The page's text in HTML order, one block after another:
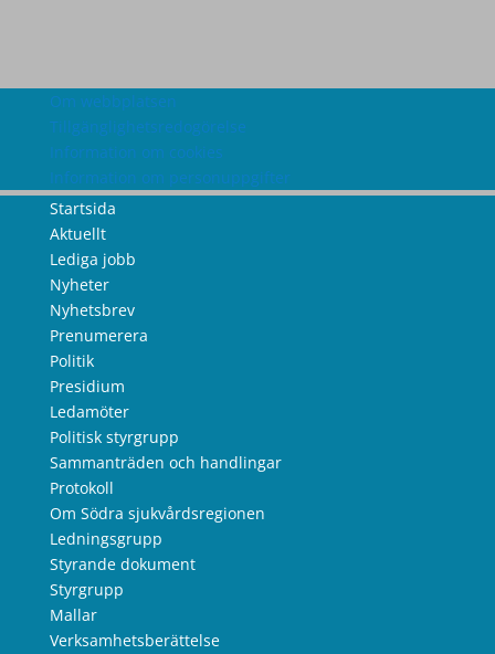
Om webbplatsen
Tillgänglighetsredogörelse
Information om cookies
Information om personuppgifter
Startsida
Aktuellt
Lediga jobb
Nyheter
Nyhetsbrev
Prenumerera
Politik
Presidium
Ledamöter
Politisk styrgrupp
Sammanträden och handlingar
Protokoll
Om Södra sjukvårdsregionen
Ledningsgrupp
Styrande dokument
Styrgrupp
Mallar
Verksamhetsberättelse